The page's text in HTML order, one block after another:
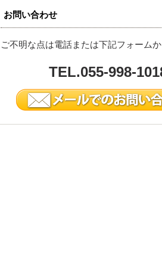
お問い合わせ
ご不明な点は電話または下記フォーム
TEL.055-998-